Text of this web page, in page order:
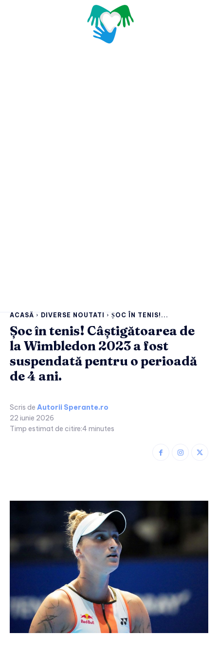
ACASĂ DIVERSE NOUTATI ȘOC ÎN TENIS!...
Șoc în tenis! Câștigătoarea de
la Wimbledon 2023 a fost
suspendată pentru o perioadă
de 4 ani.
Scris de Autorii Sperante.ro
22 iunie 2026
Timp estimat de citire:4 minutes